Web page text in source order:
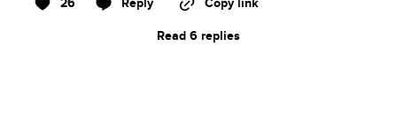
Read 6 replies